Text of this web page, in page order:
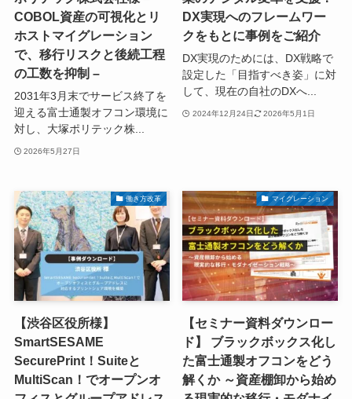
COBOL資産の可視化とリ
ホストマイグレーション
で、移行リスクと後続工程
の工数を抑制 –
2031年3月末でサービス終了を
迎える富士通製オフコン環境に
対し、大塚ポリテック株...
2026年5月27日
DX実現へのフレームワー
クをもとに事例をご紹介
DX実現のためには、DX戦略で
設定した「目指すべき姿」に対
して、現在の自社のDXへ...
2024年12月24日 2026年5月1日
働き方改革
【渋谷区役所様】
SmartSESAME
SecurePrint！Suiteと
MultiScan！でオープンオ
マイグレーション
【セミナー資料ダウンロー
ド】 ブラックボックス化し
た富士通製オフコンをどう
解くか ～資産棚卸から始め